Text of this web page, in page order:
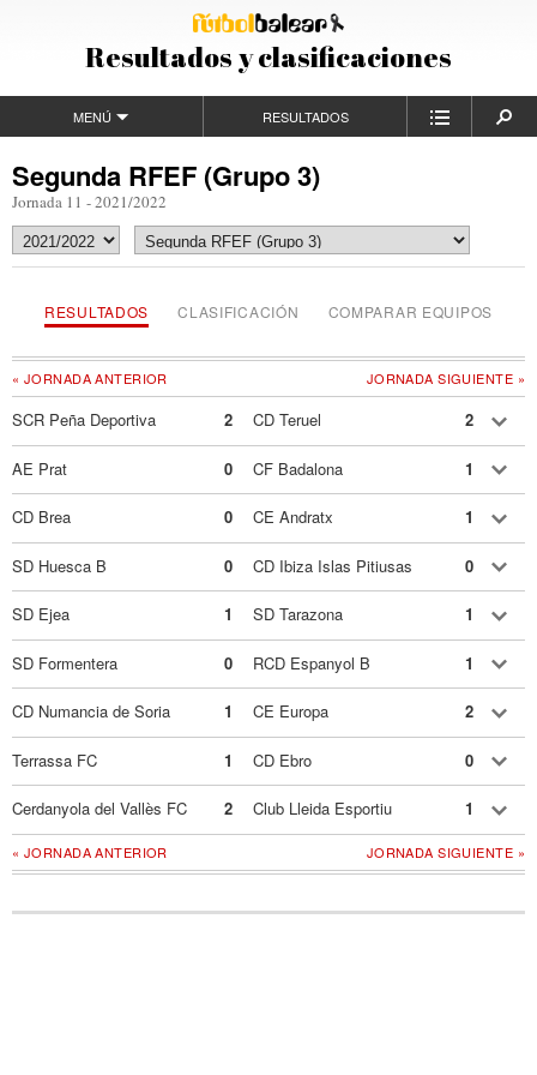
Resultados y clasificaciones
MENÚ RESULTADOS
Segunda RFEF (Grupo 3)
Jornada 11 - 2021/2022
RESULTADOS CLASIFICACIÓN COMPARAR EQUIPOS
JORNADA SIGUIENTE »
« JORNADA ANTERIOR
SCR Peña Deportiva 2 CD Teruel 2
AE Prat 0 CF Badalona 1
CD Brea 0 CE Andratx 1
SD Huesca B 0 CD Ibiza Islas Pitiusas 0
SD Ejea 1 SD Tarazona 1
SD Formentera 0 RCD Espanyol B 1
CD Numancia de Soria 1 CE Europa 2
Terrassa FC 1 CD Ebro 0
Cerdanyola del Vallès FC 2 Club Lleida Esportiu 1
JORNADA SIGUIENTE »
« JORNADA ANTERIOR